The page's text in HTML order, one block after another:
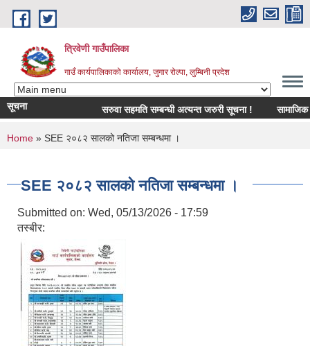
Skip to main content
त्रिवेणी गाउँपालिका
गाउँ कार्यपालिकाको कार्यालय, जुगार रोल्पा, लुम्बिनी प्रदेश
सूचना सरुवा सहमति सम्बन्धी अत्यन्त जरुरी सूचना ! सामाजिक
You are here
Home » SEE २०८२ सालको नतिजा सम्बन्धमा ।
SEE २०८२ सालको नतिजा सम्बन्धमा ।
Submitted on: Wed, 05/13/2026 - 17:59
तस्बीर: